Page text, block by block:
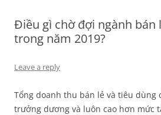
Điều gì chờ đợi ngành bán
trong năm 2019?
Leave a reply
Tổng doanh thu bán lẻ và tiêu dùng
trưởng dương và luôn cao hơn mức